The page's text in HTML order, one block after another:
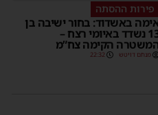
פירות ההסתה
באשדוד: בחור ישיבה בן
13 נשדד באיומי רצח –
הקימה צח”מ
מנחם דויטש 22:32